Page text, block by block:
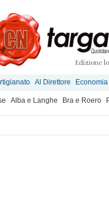
Edizione
Al Direttore Economia
Alba e Langhe Bra e Roero